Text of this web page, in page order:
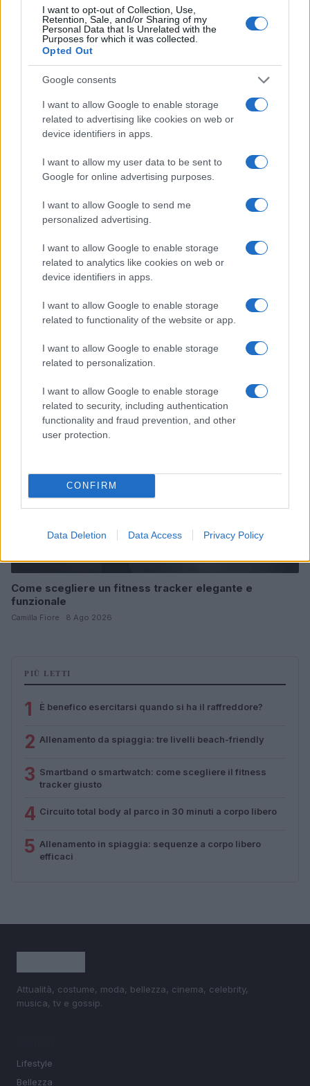
I want to opt-out of Collection, Use,
Retention, Sale, and/or Sharing of my
Personal Data that Is Unrelated with the
Purposes for which it was collected.
Opted Out
Google consents
I want to allow Google to enable storage
related to advertising like cookies on web or
device identifiers in apps.
I want to allow my user data to be sent to
Google for online advertising purposes.
I want to allow Google to send me
personalized advertising.
I want to allow Google to enable storage
related to analytics like cookies on web or
device identifiers in apps.
I want to allow Google to enable storage
related to functionality of the website or app.
I want to allow Google to enable storage
related to personalization.
I want to allow Google to enable storage
related to security, including authentication
functionality and fraud prevention, and other
user protection.
CONFIRM
Data Deletion Data Access Privacy Policy
Diana Bianchedi capodelegazione della Nazionale:
Matteo Pellegrino · 10 Ago 2026
supporters nerazzurri
Beatrice Bonaventura · 9 Ago 2026
FITNESS
Come scegliere un fitness tracker elegante e
funzionale
Camilla Fiore · 8 Ago 2026
PIÙ LETTI
1 È benefico esercitarsi quando si ha il raffreddore?
2 Allenamento da spiaggia: tre livelli beach-friendly
3 Smartband o smartwatch: come scegliere il fitness
tracker giusto
4 Circuito total body al parco in 30 minuti a corpo libero
5 Allenamento in spiaggia: sequenze a corpo libero
efficaci
Attualità, costume, moda, bellezza, cinema, celebrity,
musica, tv e gossip.
Lifestyle
Bellezza